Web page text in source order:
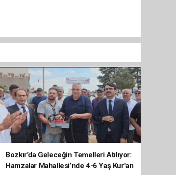
Bozkır’da Geleceğin Temelleri Atılıyor:
Hamzalar Mahallesi’nde 4-6 Yaş Kur'an